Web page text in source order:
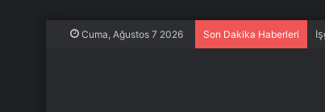
Cuma, Ağustos 7 2026 Son Dakika Haberleri